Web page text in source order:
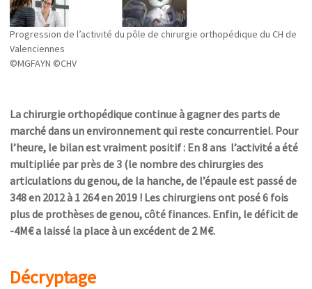
Progression de l’activité du pôle de chirurgie orthopédique du CH de
Valenciennes
©MGFAYN ©CHV
La chirurgie orthopédique continue à gagner des parts de
marché dans un environnement qui reste concurrentiel. Pour
l’heure, le bilan est vraiment positif : En 8 ans l’activité a été
multipliée par près de 3 (le nombre des chirurgies des
articulations du genou, de la hanche, de l’épaule est passé de
348 en 2012 à 1 264 en 2019 ! Les chirurgiens ont posé 6 fois
plus de prothèses de genou, côté finances. Enfin, le déficit de
-4M€ a laissé la place à un excédent de 2 M€.
Décryptage